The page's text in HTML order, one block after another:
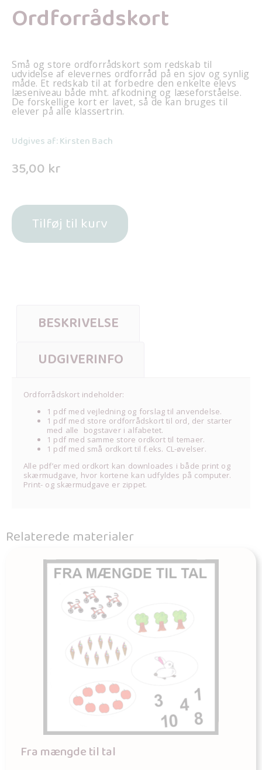
Ordforrådskort
Små og store ordforrådskort som redskab til
udvidelse af elevernes ordforråd på en sjov og synlig
måde. Et redskab til at forbedre den enkelte elevs
læseniveau både mht. afkodning og læseforståelse.
De forskellige kort er lavet, så de kan bruges til
elever på alle klassertrin.
Udgives af: Kirsten Bach
35,00 kr
Tilføj til kurv
BESKRIVELSE
UDGIVERINFO
Ordforrådskort indeholder:
1 pdf med vejledning og forslag til anvendelse.
1 pdf med store ordforrådskort til ord, der starter
med alle bogstaver i alfabetet.
1 pdf med samme store ordkort til temaer.
1 pdf med små ordkort til f.eks. CL-øvelser.
Alle pdf’er med ordkort kan downloades i både print og
skærmudgave, hvor kortene kan udfyldes på computer.
Print- og skærmudgave er zippet.
Relaterede materialer
Fra mængde til tal